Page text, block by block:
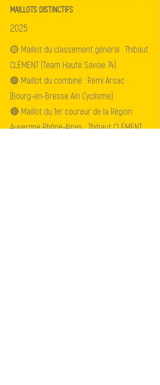
MAILLOTS DISTINCTIFS
2025
🟡 Maillot du classement général : Thibaut
CLÉMENT (Team Haute Savoie 74)
🟣 Maillot du combiné : Rémi Arsac
(Bourg-en-Bresse Ain Cyclisme)
🔴 Maillot du 1er coureur de la Région
Auvergne Rhône-Alpes : Thibaut CLÉMENT